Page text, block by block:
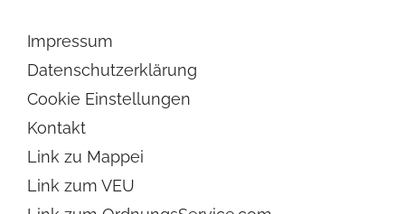
Impressum
Datenschutzerklärung
Cookie Einstellungen
Kontakt
Link zu Mappei
Link zum VEU